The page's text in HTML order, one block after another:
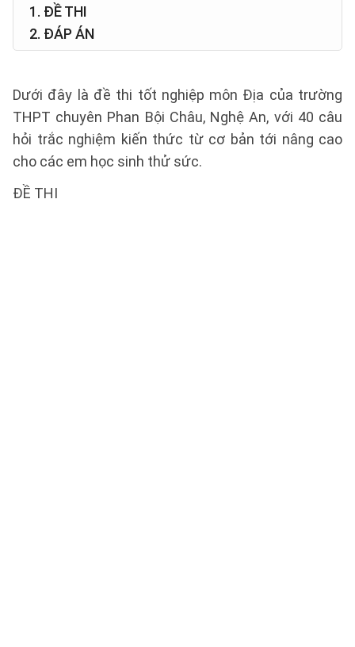
1. ĐỀ THI
2. ĐÁP ÁN
Dưới đây là đề thi tốt nghiệp môn Địa của trường
THPT chuyên Phan Bội Châu, Nghệ An, với 40 câu
hỏi trắc nghiệm kiến thức từ cơ bản tới nâng cao
cho các em học sinh thử sức.
ĐỀ THI